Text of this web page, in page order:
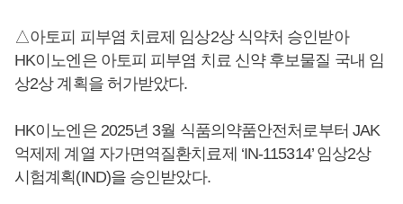
△아토피 피부염 치료제 임상2상 식약처 승인받아
HK이노엔은 아토피 피부염 치료 신약 후보물질 국내 임
상2상 계획을 허가받았다.
HK이노엔은 2025년 3월 식품의약품안전처로부터 JAK
억제제 계열 자가면역질환치료제 ‘IN-115314’ 임상2상
시험계획(IND)을 승인받았다.